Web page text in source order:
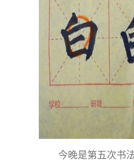
今晚是第五次书